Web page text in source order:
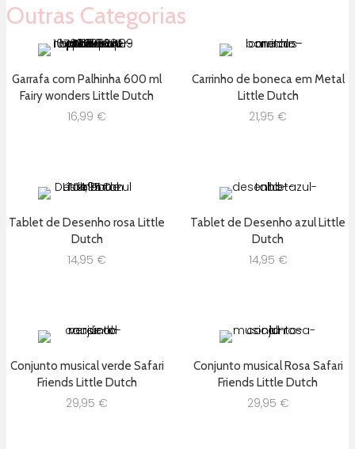
Outras Categorias
Garrafa com Palhinha 600 ml
Fairy wonders Little Dutch
16,99 €
Carrinho de boneca em Metal
Little Dutch
21,95 €
Tablet de Desenho rosa Little
Dutch
14,95 €
Tablet de Desenho azul Little
Dutch
14,95 €
Conjunto musical verde Safari
Friends Little Dutch
29,95 €
Conjunto musical Rosa Safari
Friends Little Dutch
29,95 €